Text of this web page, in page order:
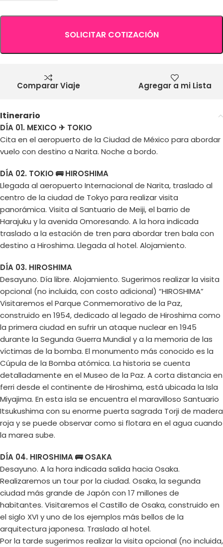
SOLICITAR COTIZACIÓN
Comparar Viaje Agregar a mi Lista
Itinerario
DÍA 01. MEXICO ✈ TOKIO
Cita en el aeropuerto de la Ciudad de México para abordar
vuelo con destino a Narita. Noche a bordo.
DÍA 02. TOKIO 🚌 HIROSHIMA
Llegada al aeropuerto Internacional de Narita, traslado al
centro de la ciudad de Tokyo para realizar visita
panorámica. Visita al Santuario de Meiji, el barrio de
Harajuku y la avenida Omoresando. A la hora indicada
traslado a la estación de tren para abordar tren bala con
destino a Hiroshima. Llegada al hotel. Alojamiento.
DÍA 03. HIROSHIMA
Desayuno. Día libre. Alojamiento. Sugerimos realizar la visita
opcional (no incluida, con costo adicional) “HIROSHIMA”
Visitaremos el Parque Conmemorativo de la Paz,
construido en 1954, dedicado al legado de Hiroshima como
la primera ciudad en sufrir un ataque nuclear en 1945
durante la Segunda Guerra Mundial y a la memoria de las
víctimas de la bomba. El monumento más conocido es la
Cúpula de la Bomba atómica. La historia se cuenta
detalladamente en el Museo de la Paz. A corta distancia en
ferri desde el continente de Hiroshima, está ubicada la Isla
Miyajima. En esta isla se encuentra el maravilloso Santuario
Itsukushima con su enorme puerta sagrada Torji de madera
roja y se puede observar como si flotara en el agua cuando
la marea sube.
DÍA 04. HIROSHIMA 🚌 OSAKA
Desayuno. A la hora indicada salida hacia Osaka.
Realizaremos un tour por la ciudad. Osaka, la segunda
ciudad más grande de Japón con 17 millones de
habitantes. Visitaremos el Castillo de Osaka, construido en
el siglo XVI y uno de los ejemplos más bellos de la
arquitectura japonesa. Traslado al hotel.
Por la tarde sugerimos realizar la visita opcional (no incluida,